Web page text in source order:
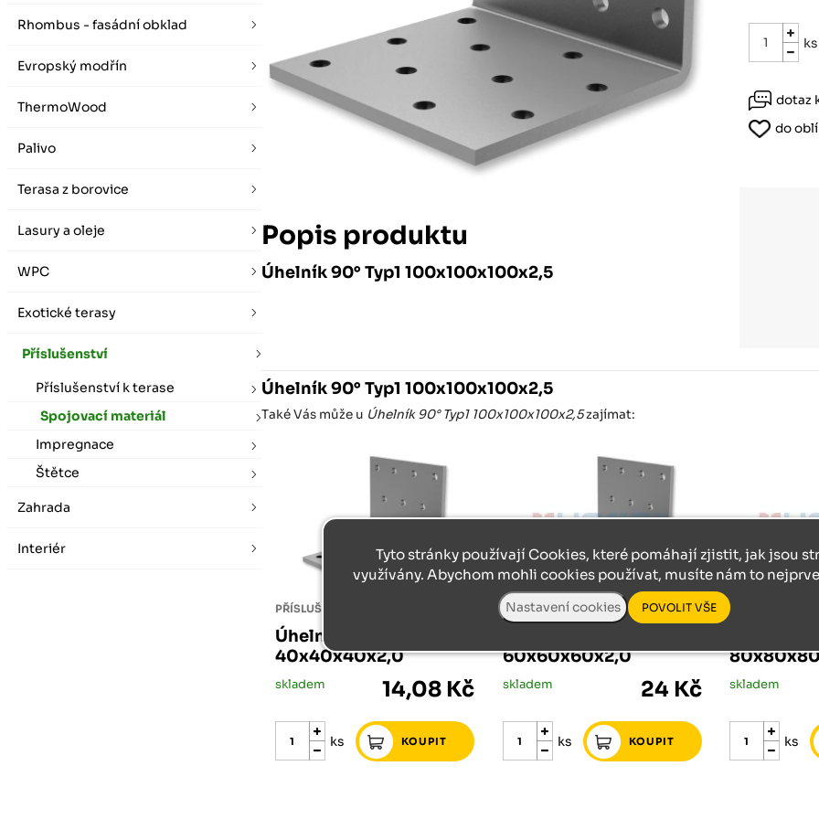
ks
dotaz
do
Popis produktu
Úhelník 90° Typ1 100x100x100x2,5
Úhelník 90° Typ1 100x100x100x2,5
Také Vás může u Úhelník 90° Typ1 100x100x100x2,5zajímat:
Úhelník 90° Typ1
40x40x40x2,0
skladem 14,08 Kč
ks
SPOJOVACÍ MATERIÁL
60x60x60x2,0
skladem 24 Kč
ks
SPOJOVACÍ
skladem
ks
Rhombus - fasádní obklad
Evropský modřín
ThermoWood
Palivo
Terasa z borovice
Lasury a oleje
WPC
Exotické terasy
Příslušenství
Příslušenství k terase
Spojovací materiál
Impregnace
Štětce
Zahrada
Interiér
Zimní otevírací doba (listopad - únor)
Růžodol XI – Liberec, 460 01
Tyto stránky používají Cookies, které pomáhají zjistit, jak jsou
využívány. Abychom mohli cookies používat, musíte nám to